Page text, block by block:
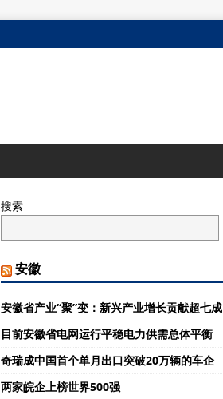
搜索
安徽
安徽省产业“聚”变：新兴产业增长贡献超七成
目前安徽省电网运行平稳电力供需总体平衡
奇瑞成中国首个单月出口突破20万辆的车企
两家皖企上榜世界500强